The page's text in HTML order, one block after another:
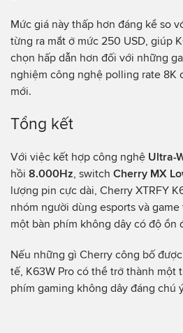
Mức giá này thấp hơn đáng kể so
từng ra mắt ở mức 250 USD, giúp
chọn hấp dẫn hơn đối với những
nghiệm công nghệ polling rate 8K
mới.
Tổng kết
Với việc kết hợp công nghệ Ultra-
hồi 8.000Hz , switch Cherry MX
lượng pin cực dài, Cherry XTRFY
nhóm người dùng esports và
một bàn phím không dây có độ ổn
Nếu những gì Cherry công bố
tế, K63W Pro có thể trở thành một
phím gaming không dây đáng chú